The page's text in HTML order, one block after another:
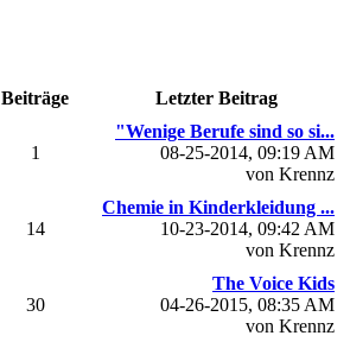
Beiträge Letzter Beitrag
1
"Wenige Berufe sind so si...
08-25-2014, 09:19 AM
von Krennz
14
Chemie in Kinderkleidung ...
10-23-2014, 09:42 AM
von Krennz
30
The Voice Kids
04-26-2015, 08:35 AM
von Krennz